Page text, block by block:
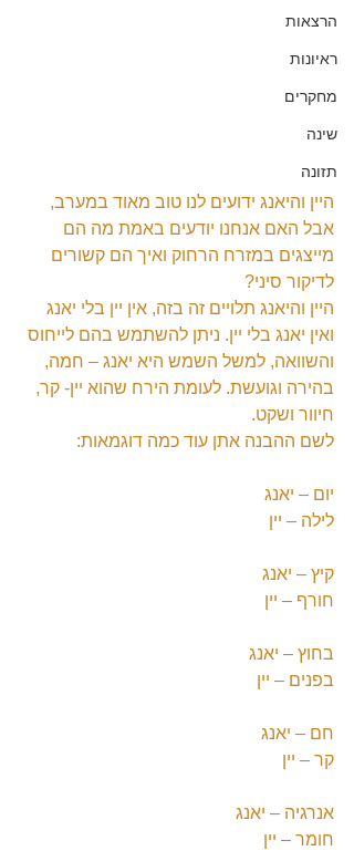
הרצאות
ראיונות
מחקרים
שינה
תזונה
היין והיאנג ידועים לנו טוב מאוד במערב,
אבל האם אנחנו יודעים באמת מה הם
מייצגים במזרח הרחוק ואיך הם קשורים
לדיקור סיני?
היין והיאנג תלויים זה בזה, אין יין בלי יאנג
ואין יאנג בלי יין. ניתן להשתמש בהם לייחוס
והשוואה, למשל השמש היא יאנג – חמה,
בהירה וגועשת. לעומת הירח שהוא יין- קר,
חיוור ושקט.
לשם ההבנה אתן עוד כמה דוגמאות:
יום – יאנג
לילה – יין
קיץ – יאנג
חורף – יין
בחוץ – יאנג
בפנים – יין
חם – יאנג
קר – יין
אנרגיה – יאנג
חומר – יין